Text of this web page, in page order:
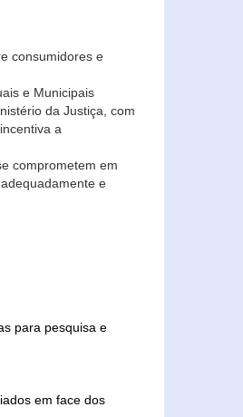
consumidores e
e Municipais
da Justiça, com
a
comprometem em
e
para pesquisa e
em face dos